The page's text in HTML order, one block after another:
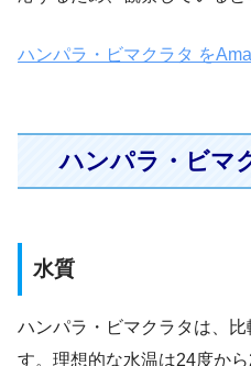
ハンパラ・ビマクラタ を
ハンパラ・ビマ
水質
ハンパラ・ビマクラタは、
す。理想的な水温は24度か